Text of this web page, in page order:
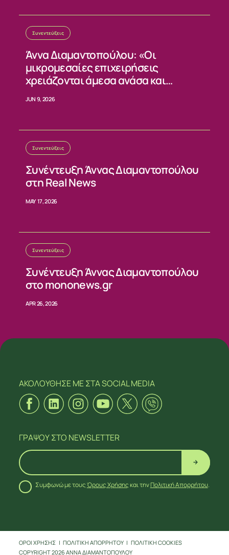
ΣΧΕΤΙΚΑ
ΝΕΑ
ΑΚΟΛΟΥΘΗΣΕ ΜΕΣΤΑ SOCIAL MEDIA
Συνεντεύξεις
Άννα Διαμαντοπούλου: «Οι
μικρομεσαίες επιχειρήσεις
χρειάζονται άμεσα ανάσα και
JUN 9, 2026
Συνεντεύξεις
Συνέντευξη Άννας Διαμαντοπούλου
στη Real News
MAY 17, 2026
Συνεντεύξεις
Συνέντευξη Άννας Διαμαντοπούλου
στο mononews.gr
APR 26, 2026
ΑΚΟΛΟΥΘΗΣΕ ΜΕΣΤΑ SOCIAL MEDIA
ΓΡΑΨΟΥΣΤΟ NEWSLETTER
Συμφωνώ με τουςΌρους Χρήσηςκαι τηνΠολιτική Απορρήτου.
COPYRIGHT 2026 ΑΝΝΑ ΔΙΑΜΑΝΤΟΠΟΥΛΟΥ
ΟΡΟΙ ΧΡΗΣΗΣ ΠΟΛΙΤΙΚΗ ΑΠΟΡΡΗΤΟΥ ΠΟΛΙΤΙΚΗ COOKIES